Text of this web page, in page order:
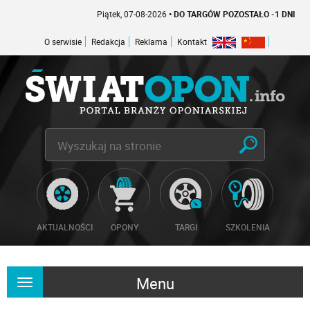
Piątek, 07-08-2026• DO TARGÓW POZOSTAŁO -1 DNI
O serwisie Redakcja Reklama Kontakt
AKTUALNOŚCI OPONY TARGI SZKOLENIA
Menu
Rozwiń